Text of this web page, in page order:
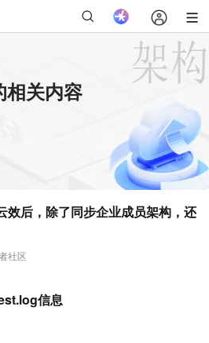
相关内容
社区
效后，除了同步企业成员架构，还
信息